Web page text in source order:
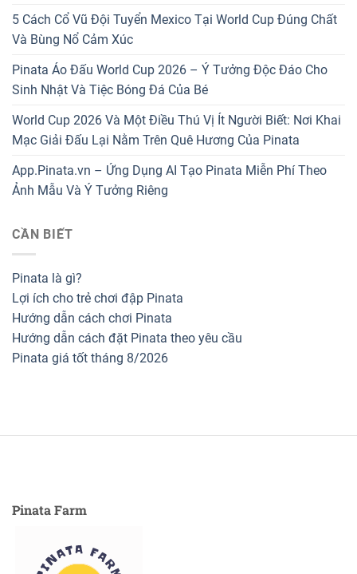
5 Cách Cổ Vũ Đội Tuyển Mexico Tại World Cup Đúng Chất
Và Bùng Nổ Cảm Xúc
Pinata Áo Đấu World Cup 2026 – Ý Tưởng Độc Đáo Cho
Sinh Nhật Và Tiệc Bóng Đá Của Bé
World Cup 2026 Và Một Điều Thú Vị Ít Người Biết: Nơi Khai
Mạc Giải Đấu Lại Nằm Trên Quê Hương Của Pinata
App.Pinata.vn – Ứng Dụng AI Tạo Pinata Miễn Phí Theo
Ảnh Mẫu Và Ý Tưởng Riêng
CẦN BIẾT
Pinata là gì?
Lợi ích cho trẻ chơi đập Pinata
Hướng dẫn cách chơi Pinata
Hướng dẫn cách đặt Pinata theo yêu cầu
Pinata giá tốt tháng 8/2026
Pinata Farm